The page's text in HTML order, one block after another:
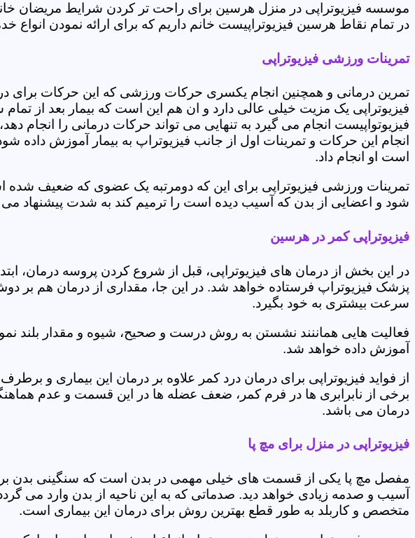
موسسه فیزیوتراپی در منزل هرسین برای راحت تر کردن شرایط مریضان
در تمام نقاط هرسین فیزیوتراپیست خانم داریم که برای ارائه نمودن انواع
تمرینات ورزشی فیزیوتراپی
تمرین درمانی و همچنین انجام یکسری حرکات ورزشی که این حرکات برای
فیزیوتراپی یک مزیت خیلی عالی دارد و ان هم این است که بیمار بعد از
فیزیوتواپیست انجام می گیرد به تنهایی می تواند حرکات درمانی را انجام
انجام این حرکات و تمرینات اول از جانب فیزیوتراپ به بیمار آموزش داده
است او انجام داد.
تمرینات ورزشی فیزیوتراپی برای این که دومرتبه یک عضوی که ضعیف
شود و اعضایی از بدن که آسیب دیده است را ترمیم کند به شدت پیشنهاد
فیزیوتراپی کمر در هرسین
در این بخش از درمان های فیزیوتراپی، قبل از شروع کردن پروسه درمان،
پزشک فیزیوتراپ فرستاده خواهد شد. در این جا، مقداری از درمان هم بر
سرعت بیشتری به خود بگیرد.
فعالیت هایی هماننند نشستن به روش درست و صحیح، شیوه و مقدار بلند
آموزش داده خواهد شد.
از فواید فیزیوتراپی برای درمان درد کمر علاوه بر درمان این بیماری
برخی از نابرابری ها در فرم کمر، ضعف عضله ها در این قسمت و عدم
درمان می باشد.
فیزیوتراپی در منزل برای مچ پا
مفصل مچ پا یکی از قسمت های خیلی مهمی در بدن است که سنگینی بدن بر
آسیب و صدمه زیادی خواهد دید. صدماتی که به این ناحیه از بدن وارد می
متخصص و کاربلد به طور قطع بهترین روش برای درمان این بیماری است.